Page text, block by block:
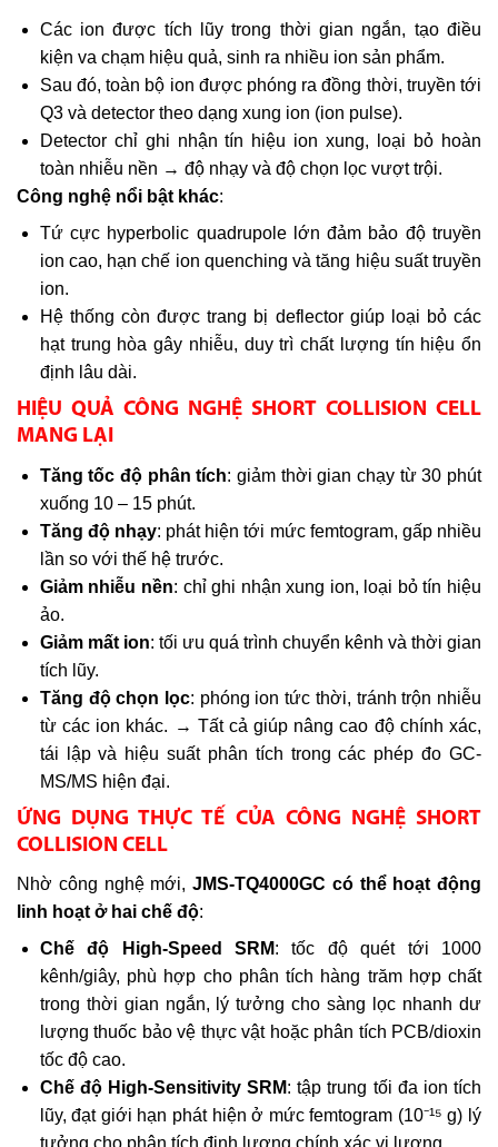
Các ion được tích lũy trong thời gian ngắn, tạo điều
kiện va chạm hiệu quả, sinh ra nhiều ion sản phẩm.
Sau đó, toàn bộ ion được phóng ra đồng thời, truyền tới
Q3 và detector theo dạng xung ion (ion pulse).
Detector chỉ ghi nhận tín hiệu ion xung, loại bỏ hoàn
toàn nhiễu nền → độ nhạy và độ chọn lọc vượt trội.
Công nghệ nổi bật khác:
Tứ cực hyperbolic quadrupole lớn đảm bảo độ truyền
ion cao, hạn chế ion quenching và tăng hiệu suất truyền
ion.
Hệ thống còn được trang bị deflector giúp loại bỏ các
hạt trung hòa gây nhiễu, duy trì chất lượng tín hiệu ổn
định lâu dài.
HIỆU QUẢ CÔNG NGHỆ SHORT COLLISION CELL
MANG LẠI
Tăng tốc độ phân tích: giảm thời gian chạy từ 30 phút
xuống 10 – 15 phút.
Tăng độ nhạy: phát hiện tới mức femtogram, gấp nhiều
lần so với thế hệ trước.
Giảm nhiễu nền: chỉ ghi nhận xung ion, loại bỏ tín hiệu
ảo.
Giảm mất ion: tối ưu quá trình chuyển kênh và thời gian
tích lũy.
Tăng độ chọn lọc: phóng ion tức thời, tránh trộn nhiễu
từ các ion khác. → Tất cả giúp nâng cao độ chính xác,
tái lập và hiệu suất phân tích trong các phép đo GC-
MS/MS hiện đại.
ỨNG DỤNG THỰC TẾ CỦA CÔNG NGHỆ SHORT
COLLISION CELL
Nhờ công nghệ mới, JMS-TQ4000GC có thể hoạt động
linh hoạt ở hai chế độ:
Chế độ High-Speed SRM: tốc độ quét tới 1000
kênh/giây, phù hợp cho phân tích hàng trăm hợp chất
trong thời gian ngắn, lý tưởng cho sàng lọc nhanh dư
lượng thuốc bảo vệ thực vật hoặc phân tích PCB/dioxin
tốc độ cao.
Chế độ High-Sensitivity SRM: tập trung tối đa ion tích
lũy, đạt giới hạn phát hiện ở mức femtogram (10⁻¹⁵ g) lý